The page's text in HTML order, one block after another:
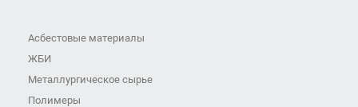
Асбестовые материалы
ЖБИ
Металлургическое сырье
Полимеры